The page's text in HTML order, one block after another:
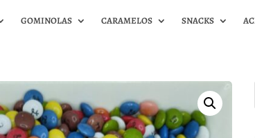
GOMINOLAS CARAMELOS SNACKS